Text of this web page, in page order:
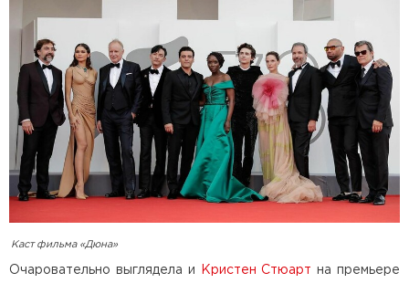
Каст фильма «Дюна»
Очаровательно выглядела и Кристен Стюарт на премьере